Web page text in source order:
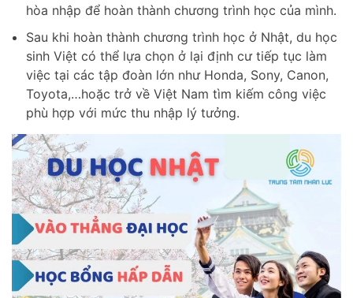
hòa nhập để hoàn thành chương trình học của mình.
Sau khi hoàn thành chương trình học ở Nhật, du học
sinh Việt có thể lựa chọn ở lại định cư tiếp tục làm
việc tại các tập đoàn lớn như Honda, Sony, Canon,
Toyota,…hoặc trở về Việt Nam tìm kiếm công việc
phù hợp với mức thu nhập lý tưởng.